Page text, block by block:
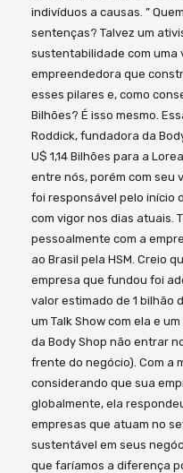
indivíduos a causas. ”
sentenças? Talvez um
sustentabilidade com uma
empreendedora que
esses pilares e, como
Bilhões? É isso mesmo.
Roddick, fundadora da
U$ 1,14 Bilhões para a
entre nós, porém com seu
foi responsável pelo início
com vigor nos dias atuais.
pessoalmente com a
ao Brasil pela HSM. Creio
empresa que fundou foi
valor estimado de 1 bilhão
um Talk Show com ela e
da Body Shop não entrar
frente do negócio). Com a
considerando que sua
globalmente, ela
empresas que atuam no
sustentável em seus
que faríamos a diferença